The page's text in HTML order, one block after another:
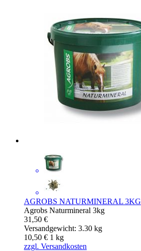
AGROBS NATURMINERAL 3KG
Agrobs Naturmineral 3kg
31,50 €
Versandgewicht: 3.30 kg
10,50 € 1 kg
zzgl. Versandkosten